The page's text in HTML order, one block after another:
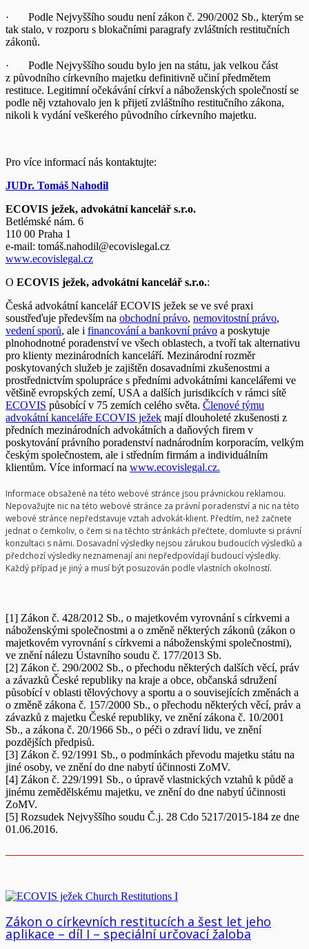
· Podle Nejvyššího soudu není zákon č. 290/2002 Sb., kterým se
tak stalo, v rozporu s blokačními paragrafy zvláštních restitučních
zákonů.
· Podle Nejvyššího soudu bylo jen na státu, jak velkou část
z původního církevního majetku definitivně učiní předmětem
restituce. Legitimní očekávání církví a náboženských společností se
podle něj vztahovalo jen k přijetí zvláštního restitučního zákona,
nikoli k vydání veškerého původního církevního majetku.
Pro více informací nás kontaktujte:
JUDr. Tomáš Nahodil
ECOVIS ježek, advokátní kancelář s.r.o.
Betlémské nám. 6
110 00 Praha 1
e-mail: tomáš.nahodil@ecovislegal.cz
www.ecovislegal.cz
O ECOVIS ježek, advokátní kancelář s.r.o.:
Česká advokátní kancelář ECOVIS ježek se ve své praxi
soustřeďuje především na obchodní právo, nemovitostní právo,
vedení sporů, ale i financování a bankovní právo a poskytuje
plnohodnotné poradenství ve všech oblastech, a tvoří tak alternativu
pro klienty mezinárodních kanceláří. Mezinárodní rozměr
poskytovaných služeb je zajištěn dosavadními zkušenostmi a
prostřednictvím spolupráce s předními advokátními kancelářemi ve
většině evropských zemí, USA a dalších jurisdikcích v rámci sítě
ECOVIS působící v 75 zemích celého světa. Členové týmu
advokátní kanceláře ECOVIS ježek mají dlouholeté zkušenosti z
předních mezinárodních advokátních a daňových firem v
poskytování právního poradenství nadnárodním korporacím, velkým
českým společnostem, ale i středním firmám a individuálním
klientům. Více informací na www.ecovislegal.cz.
Informace obsažené na této webové stránce jsou právnickou reklamou.
Nepovažujte nic na této webové stránce za právní poradenství a nic na této
webové stránce nepředstavuje vztah advokát-klient. Předtím, než začnete
jednat o čemkoliv, o čem si na těchto stránkách přečtete, domluvte si právní
konzultaci s námi. Dosavadní výsledky nejsou zárukou budoucích výsledků a
předchozí výsledky neznamenají ani nepředpovídají budoucí výsledky.
Každý případ je jiný a musí být posuzován podle vlastních okolností.
[1] Zákon č. 428/2012 Sb., o majetkovém vyrovnání s církvemi a
náboženskými společnostmi a o změně některých zákonů (zákon o
majetkovém vyrovnání s církvemi a náboženskými společnostmi),
ve znění nálezu Ústavního soudu č. 177/2013 Sb.
[2] Zákon č. 290/2002 Sb., o přechodu některých dalších věcí, práv
a závazků České republiky na kraje a obce, občanská sdružení
působící v oblasti tělovýchovy a sportu a o souvisejících změnách a
o změně zákona č. 157/2000 Sb., o přechodu některých věcí, práv a
závazků z majetku České republiky, ve znění zákona č. 10/2001
Sb., a zákona č. 20/1966 Sb., o péči o zdraví lidu, ve znění
pozdějších předpisů.
[3] Zákon č. 92/1991 Sb., o podmínkách převodu majetku státu na
jiné osoby, ve znění do dne nabytí účinnosti ZoMV.
[4] Zákon č. 229/1991 Sb., o úpravě vlastnických vztahů k půdě a
jinému zemědělskému majetku, ve znění do dne nabytí účinnosti
ZoMV.
[5] Rozsudek Nejvyššího soudu Č.j. 28 Cdo 5217/2015-184 ze dne
01.06.2016.
Zákon o církevních restitucích a šest let jeho
aplikace – díl I – speciální určovací žaloba